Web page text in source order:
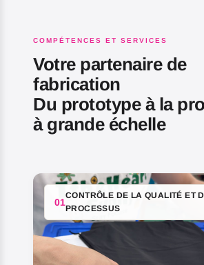
COMPÉTENCES ET SERVICES
Votre partenaire de
fabrication
Du prototype à la
à grande échelle
01
CONTRÔLE DE LA QUALITÉ ET
PROCESSUS